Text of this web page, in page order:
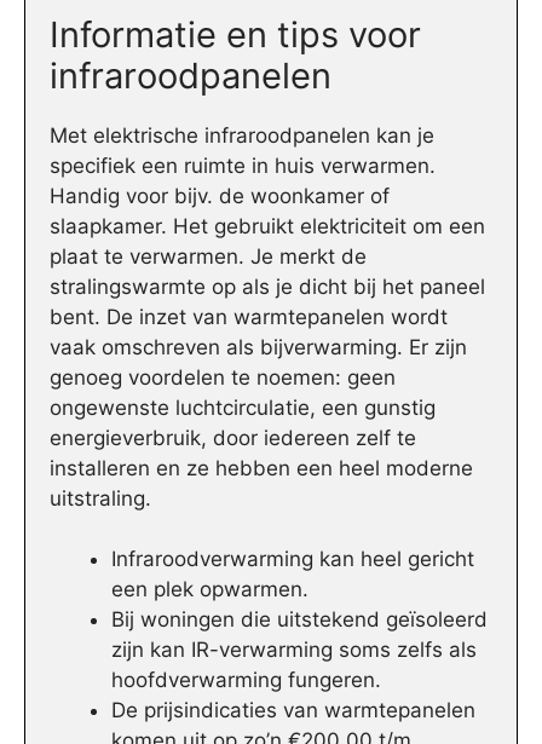
Informatie en tips voor
infraroodpanelen
Met elektrische infraroodpanelen kan je
specifiek een ruimte in huis verwarmen.
Handig voor bijv. de woonkamer of
slaapkamer. Het gebruikt elektriciteit om een
plaat te verwarmen. Je merkt de
stralingswarmte op als je dicht bij het paneel
bent. De inzet van warmtepanelen wordt
vaak omschreven als bijverwarming. Er zijn
genoeg voordelen te noemen: geen
ongewenste luchtcirculatie, een gunstig
energieverbruik, door iedereen zelf te
installeren en ze hebben een heel moderne
uitstraling.
Infraroodverwarming kan heel gericht
een plek opwarmen.
Bij woningen die uitstekend geïsoleerd
zijn kan IR-verwarming soms zelfs als
hoofdverwarming fungeren.
De prijsindicaties van warmtepanelen